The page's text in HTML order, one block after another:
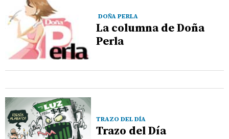
DOÑA PERLA
La columna de Doña
Perla
TRAZO DEL DÍA
Trazo del Día